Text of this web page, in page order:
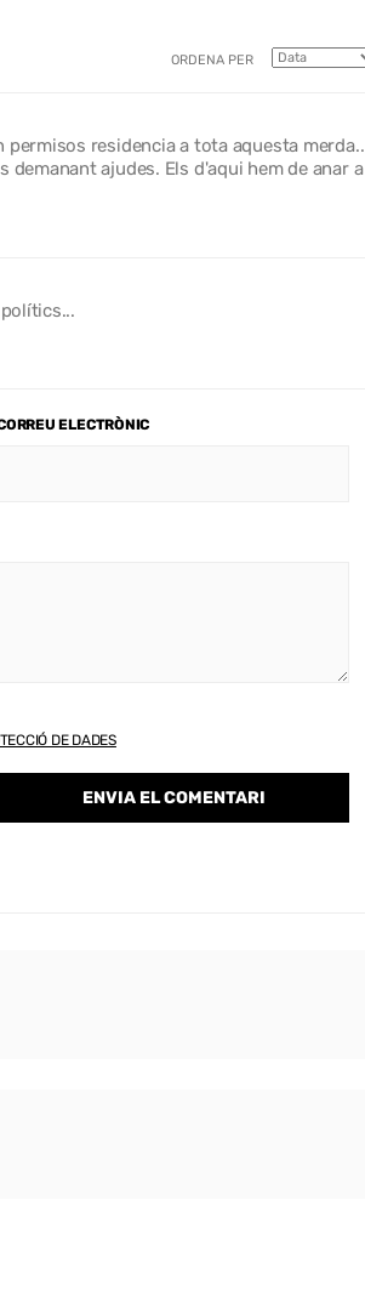
ORDENA PER
residencia a tota aquesta merda..
ajudes. Els d'aqui hem de anar a
ELECTRÒNIC
DE DADES